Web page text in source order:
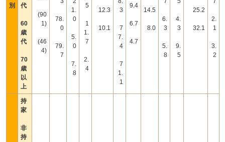
別
代
60
歳
代
70
歳
以
上
(90
1)
(46
4)
78.
0
79.
7
1.
0
5.
0
7.
8
5
1
1.
7
2.
4
12.3
10.1
3
7
7.
4
7
1.
1
9.4
6.7
4.7
14.5
8.0
6.
3
5.
8
4.
3
9.
5
25.2
32.1
2.
1
3.
2
持
家
非
持